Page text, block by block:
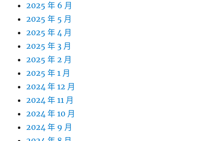
2025 年 6 月
2025 年 5 月
2025 年 4 月
2025 年 3 月
2025 年 2 月
2025 年 1 月
2024 年 12 月
2024 年 11 月
2024 年 10 月
2024 年 9 月